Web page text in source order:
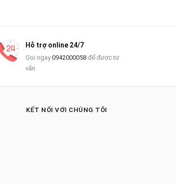
Hỗ trợ online 24/7
Gọi ngay0942000058để được tư
vấn
KẾT NỐI VỚI CHÚNG TÔI